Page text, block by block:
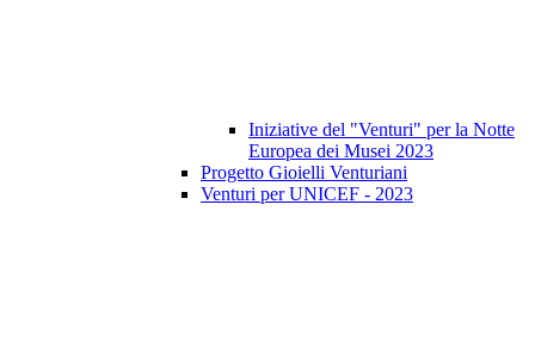
Iniziative del "Venturi" per la Notte
Europea dei Musei 2023
Progetto Gioielli Venturiani
Venturi per UNICEF - 2023